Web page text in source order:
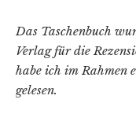
Das Taschenbuch
Verlag für die
habe ich im Rahmen
gelesen.